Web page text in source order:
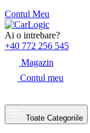
Contul Meu
Skip
to
content
Ai o intrebare?
+40 772 256 545
Magazin
Contul meu
Toate Categoriile